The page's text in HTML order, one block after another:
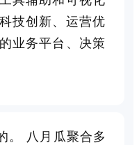
技创新、运营优
业务平台、决策
。 八月瓜聚合多